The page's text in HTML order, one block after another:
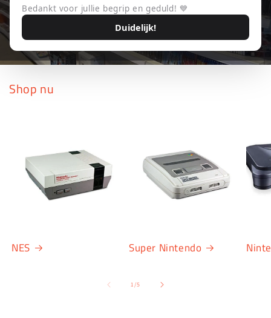
Shop nu
NES Super Nintendo
1/van
5
Bedankt voor jullie begrip en geduld! 💙
Duidelijk!